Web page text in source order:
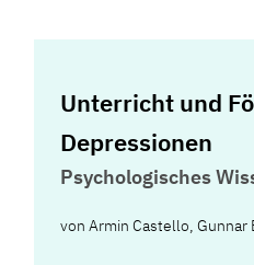
Unterricht und
Depressionen
Psychologisches
vonArmin Castello,Gunnar